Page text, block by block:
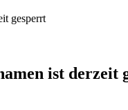
gesperrt
ist derzeit